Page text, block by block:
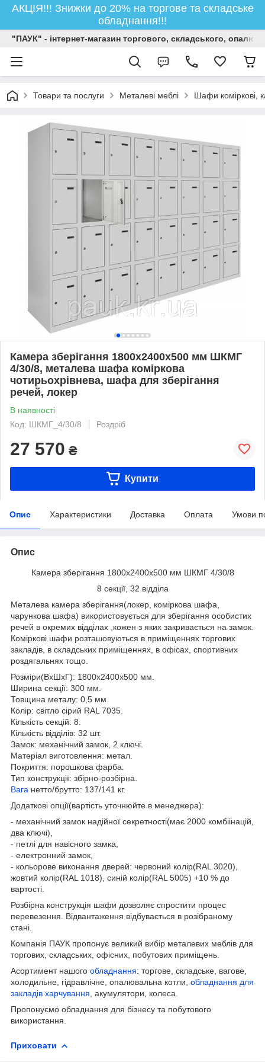
АКЦІЯ!!! Знижки до 20% на торгове та складське
обладнання!!!
"ПАУК" - інтернет-магазин торгового, складського,
Товари та послуги Металеві меблі Шафи коміркові,
Камера зберігання 1800х2400х500 мм ШКМГ
4/30/8, металева шафа коміркова
чотирьохрівнева, шафа для зберігання
речей, локер
В наявності
Код: ШКМГ_4/30/8
Роздріб
27 570 ₴
Купити
Опис Характеристики Доставка Оплата Умови
Опис
Камера зберігання 1800х2400х500 мм ШКМГ 4/30/8
8 секції, 32 відділа
Металева камера зберігання(локер, коміркова шафа,
чарункова шафа) використовується для зберігання особистих
речей в окремих відділах ,кожен з яких закривається на замок.
Коміркові шафи розташовуються в приміщеннях торгових
закладів, в складських приміщеннях, в офісах, спортивних
роздягальнях тощо.
Розміри(ВхШхГ): 1800х2400х500 мм.
Ширина секції: 300 мм.
Товщина металу: 0,5 мм.
Колір: світло сірий RAL 7035.
Кількість секцій: 8.
Кількість відділів: 32 шт.
Замок: механічний замок, 2 ключі.
Матеріал виготовлення: метал.
Покриття: порошкова фарба.
Тип конструкції: збірно-розбірна.
Вага нетто/брутто: 137/141 кг.
Додаткові опції(вартість уточнюйте в менеджера):
- механічний замок надійної секретності(має 2000 комбіінацій,
два ключі),
- петлі для навісного замка,
- електронний замок,
- кольорове виконання дверей: червоний колір(RAL 3020),
жовтий колір(RAL 1018), синій колір(RAL 5005) +10 % до
вартості.
Розбірна конструкція шафи дозволяє спростити процес
перевезення. Відвантаження відбувається в розібраному
стані.
Компанія ПАУК пропонує великий вибір металевих меблів для
торгових, складських, офісних, побутових приміщень.
Асортимент нашого обладнання: торгове, складське, вагове,
холодильне, гідравлічне, опалювальна котли, обладнання для
закладів харчування , акумулятори, колеса.
Пропонуємо обладнання для бізнесу та побутового
використання.
Приховати